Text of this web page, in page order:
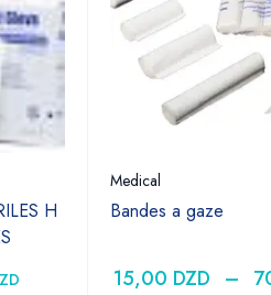
H
Medical
Bandes a gaze
15,00 DZD –